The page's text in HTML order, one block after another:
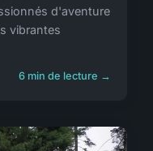
d'aventure
vibrantes
6 min de lecture →